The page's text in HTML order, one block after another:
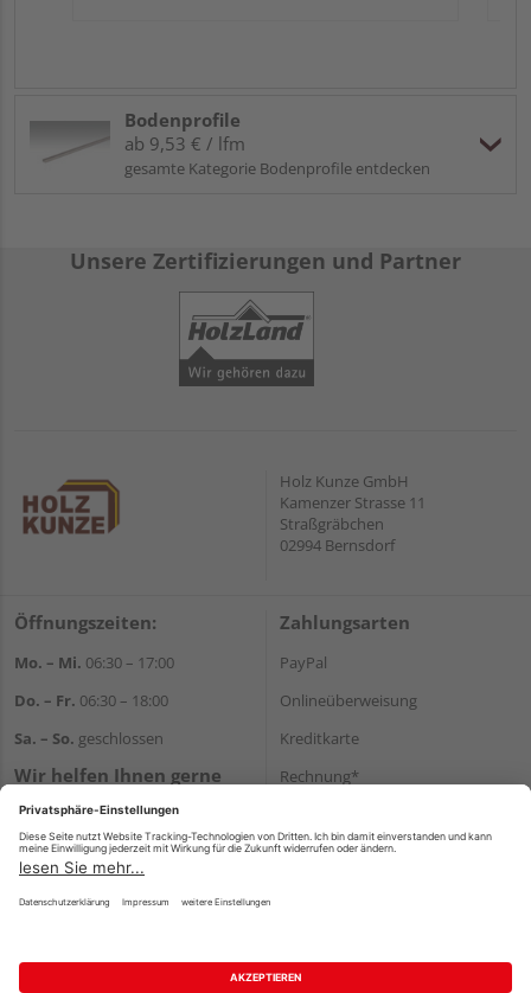
Bodenprofile
ab 9,53 € / lfm
gesamte Kategorie Bodenprofile entdecken
Unsere Zertifizierungen und Partner
Holz Kunze GmbH
Kamenzer Strasse 11
Straßgräbchen
02994 Bernsdorf
Öffnungszeiten:
Mo. – Mi. 06:30 – 17:00
Do. – Fr. 06:30 – 18:00
Sa. – So. geschlossen
Wir helfen Ihnen gerne
weiter
+49 35723 23123
E-Mail:info@holz-kunze.de
Zahlungsarten
PayPal
Onlineüberweisung
Kreditkarte
Rechnung*
Versand
Impressum AGB Widerruf
Datenschutz